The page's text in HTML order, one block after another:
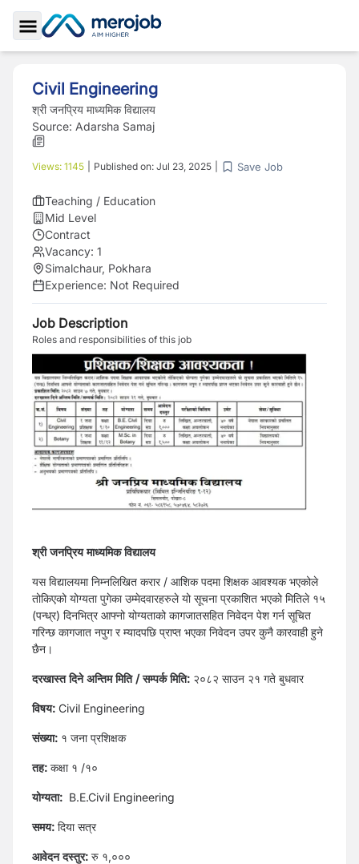
Toggle Sidebar
Civil Engineering
श्री जनप्रिय माध्यमिक विद्यालय
Source: Adarsha Samaj
Views: 1145 Published on: Jul 23, 2025 Save Job
Teaching / Education
Mid Level
Contract
Vacancy: 1
Simalchaur, Pokhara
Experience: Not Required
Job Description
Roles and responsibilities of this job
श्री जनप्रिय माध्यमिक विद्यालय
यस विद्यालयमा निम्नलिखित करार / आशिक पदमा शिक्षक आवश्यक भएकोले
तोकिएको योग्यता पुगेका उम्मेदवारहरुले यो सूचना प्रकाशित भएको मितिले १५
(पन्ध्र) दिनभित्र आफ्नो योग्यताको कागजातसहित निवेदन पेश गर्न सूचित
गरिन्छ कागजात नपुग र म्यादपछि प्राप्त भएका निवेदन उपर कुनै कारवाही हुने
छैन।
दरखास्त दिने अन्तिम मिति / सम्पर्क मिति: २०८२ साउन २१ गते बुधवार
विषय: Civil Engineering
संख्या: १ जना प्रशिक्षक
तह: कक्षा १ /१०
योग्यता: B.E.Civil Engineering
समय: दिया सत्र
आवेदन दस्तुर: रु १,०००